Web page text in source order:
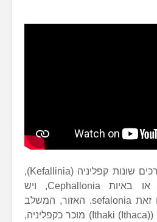
את שם האי הוגים בדרכים שונות קפליניה (Kefallinia),
קפלוניה (Kefalonia), או באיות Cephallonia, ויש
מקומיים שאפילו הוגים זאת sefalonia. האזור, המשלב
את האי הסמוך איתקה (Ithaki (Ithaca)) מוכר כקפליניה,